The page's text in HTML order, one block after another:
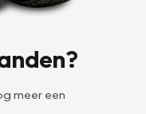
meer een